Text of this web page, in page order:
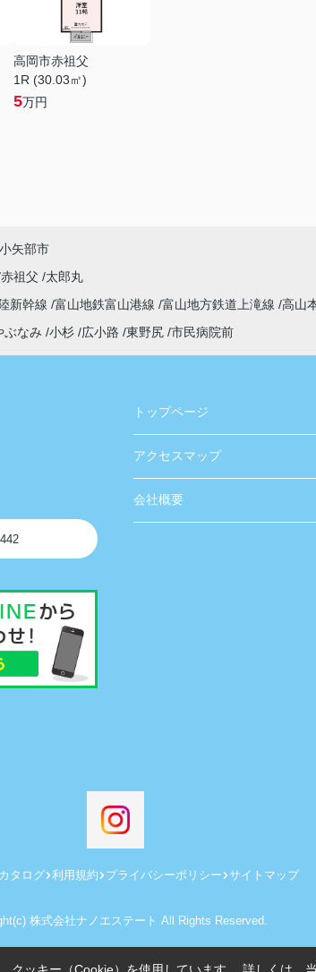
高岡市赤祖父
1R (30.03㎡)
5万円
小矢部市
赤祖父
太郎丸
新幹線 富山地鉄富山港線 富山地方鉄道上滝線 高山
ぶなみ 小杉 広小路 東野尻 市民病院前
トップページ
アクセスマップ
会社概要
タログ 利用規約 プライバシーポリシー サイトマップ
株式会社ナノエステート All Rights Reserved.